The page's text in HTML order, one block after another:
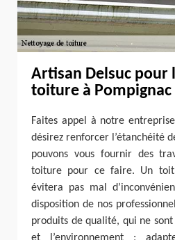
Artisan Delsuc pour
toiture à Pompignac
Faites appel à notre
désirez renforcer l’étanchéité
pouvons vous fournir des
toiture pour ce faire. Un
évitera pas mal
disposition de nos
produits de qualité, qui ne